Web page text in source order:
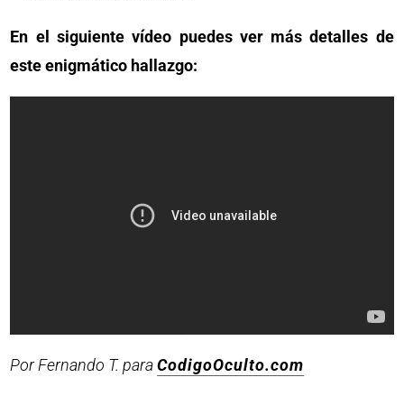
En el siguiente vídeo puedes ver más detalles de
este enigmático hallazgo:
Por Fernando T. paraCodigoOculto.com